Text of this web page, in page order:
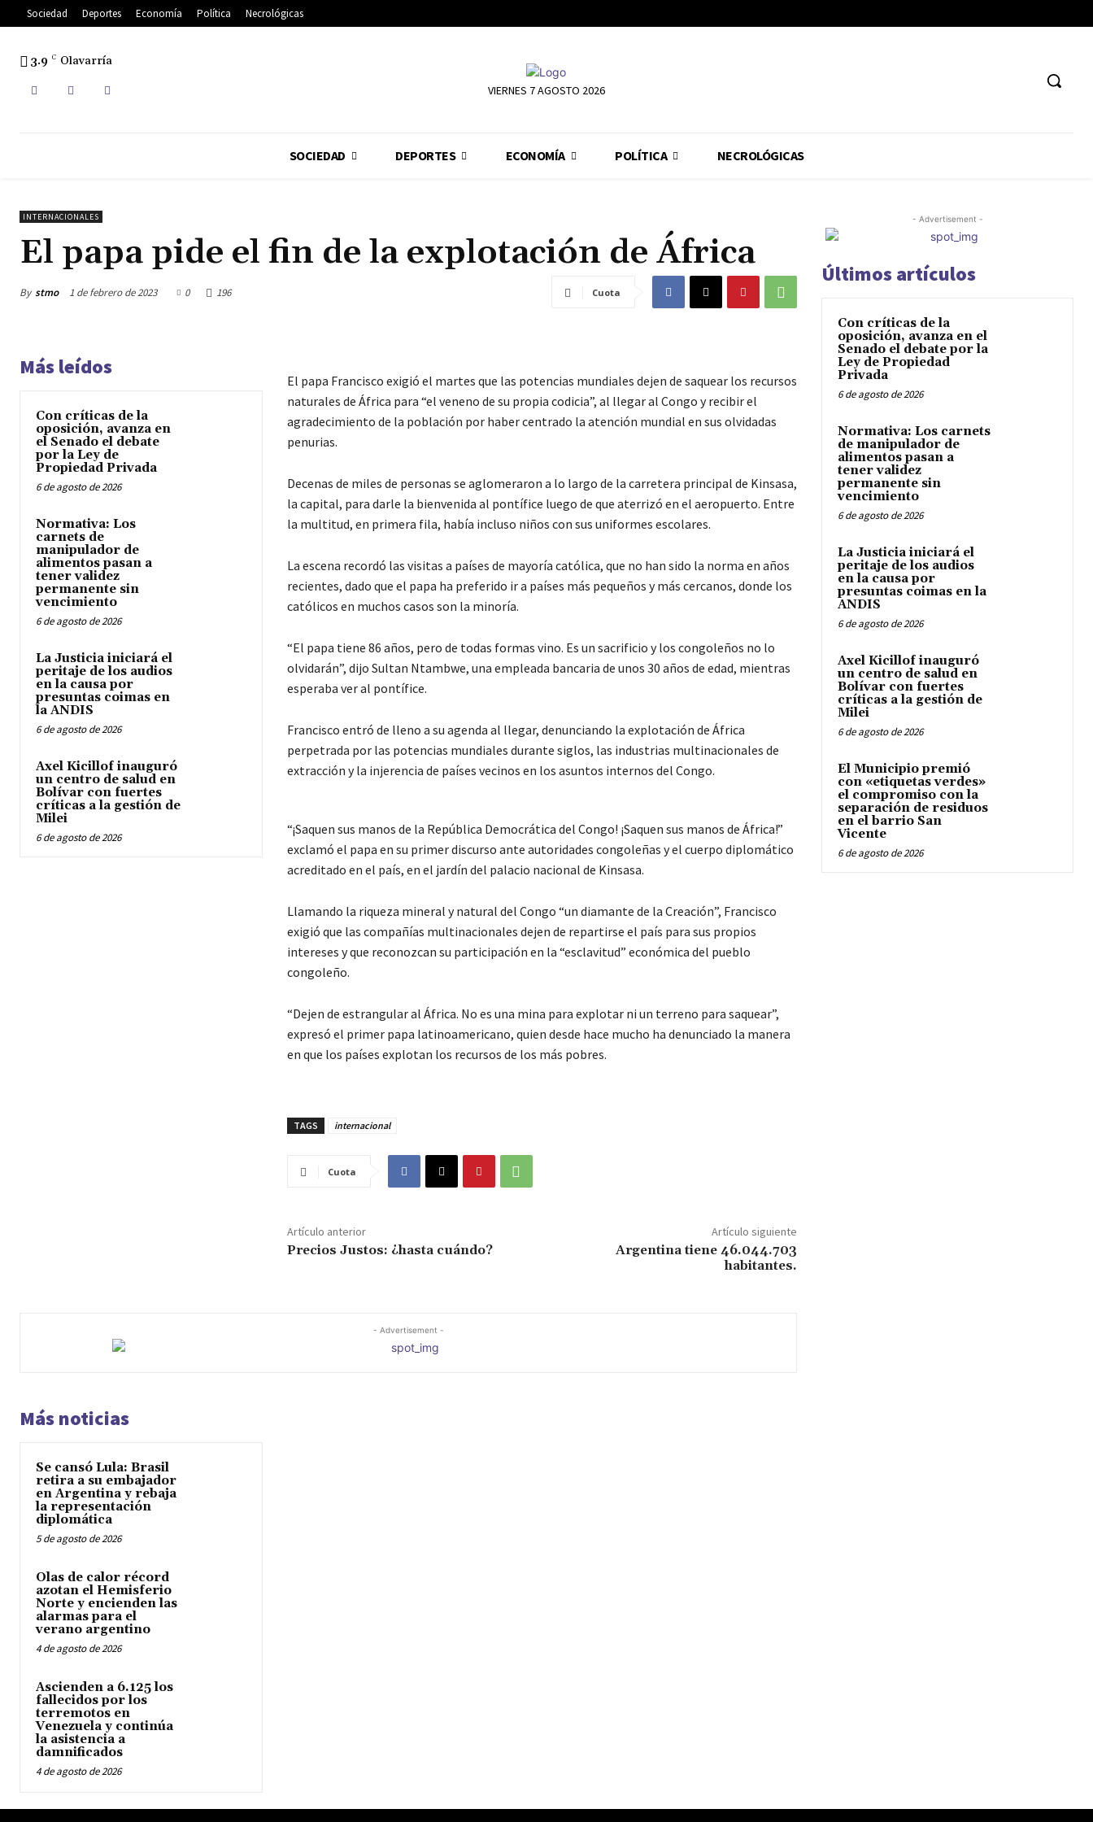
Sociedad Deportes Economía Política Necrológicas
3.9 C Olavarría
VIERNES 7 AGOSTO 2026
SOCIEDAD DEPORTES ECONOMÍA POLÍTICA NECROLÓGICAS
INTERNACIONALES
El papa pide el fin de la explotación de África
By stmo 1 de febrero de 2023 0 196 Cuota
Más leídos
Con críticas de la
oposición, avanza en
el Senado el debate
por la Ley de
Propiedad Privada
6 de agosto de 2026
Normativa: Los
carnets de
manipulador de
alimentos pasan a
tener validez
permanente sin
vencimiento
6 de agosto de 2026
La Justicia iniciará el
peritaje de los audios
en la causa por
presuntas coimas en
la ANDIS
6 de agosto de 2026
Axel Kicillof inauguró
un centro de salud en
Bolívar con fuertes
críticas a la gestión de
Milei
6 de agosto de 2026
El papa Francisco exigió el martes que las potencias mundiales dejen de saquear los recursos
naturales de África para “el veneno de su propia codicia”, al llegar al Congo y recibir el
agradecimiento de la población por haber centrado la atención mundial en sus olvidadas
penurias.
Decenas de miles de personas se aglomeraron a lo largo de la carretera principal de Kinsasa,
la capital, para darle la bienvenida al pontífice luego de que aterrizó en el aeropuerto. Entre
la multitud, en primera fila, había incluso niños con sus uniformes escolares.
La escena recordó las visitas a países de mayoría católica, que no han sido la norma en años
recientes, dado que el papa ha preferido ir a países más pequeños y más cercanos, donde los
católicos en muchos casos son la minoría.
“El papa tiene 86 años, pero de todas formas vino. Es un sacrificio y los congoleños no lo
olvidarán”, dijo Sultan Ntambwe, una empleada bancaria de unos 30 años de edad, mientras
esperaba ver al pontífice.
Francisco entró de lleno a su agenda al llegar, denunciando la explotación de África
perpetrada por las potencias mundiales durante siglos, las industrias multinacionales de
extracción y la injerencia de países vecinos en los asuntos internos del Congo.
“¡Saquen sus manos de la República Democrática del Congo! ¡Saquen sus manos de África!”
exclamó el papa en su primer discurso ante autoridades congoleñas y el cuerpo diplomático
acreditado en el país, en el jardín del palacio nacional de Kinsasa.
Llamando la riqueza mineral y natural del Congo “un diamante de la Creación”, Francisco
exigió que las compañías multinacionales dejen de repartirse el país para sus propios
intereses y que reconozcan su participación en la “esclavitud” económica del pueblo
congoleño.
“Dejen de estrangular al África. No es una mina para explotar ni un terreno para saquear”,
expresó el primer papa latinoamericano, quien desde hace mucho ha denunciado la manera
en que los países explotan los recursos de los más pobres.
TAGS internacional
Cuota
Artículo anterior
Precios Justos: ¿hasta cuándo?
Artículo siguiente
Argentina tiene 46.044.703
habitantes.
- Advertisement -
Más noticias
Se cansó Lula: Brasil
retira a su embajador
en Argentina y rebaja
la representación
diplomática
5 de agosto de 2026
Olas de calor récord
azotan el Hemisferio
Norte y encienden las
alarmas para el
verano argentino
4 de agosto de 2026
Ascienden a 6.125 los
fallecidos por los
terremotos en
Venezuela y continúa
la asistencia a
damnificados
4 de agosto de 2026
- Advertisement -
Últimos artículos
Con críticas de la
oposición, avanza en el
Senado el debate por la
Ley de Propiedad
Privada
6 de agosto de 2026
Normativa: Los carnets
de manipulador de
alimentos pasan a
tener validez
permanente sin
vencimiento
6 de agosto de 2026
La Justicia iniciará el
peritaje de los audios
en la causa por
presuntas coimas en la
ANDIS
6 de agosto de 2026
Axel Kicillof inauguró
un centro de salud en
Bolívar con fuertes
críticas a la gestión de
Milei
6 de agosto de 2026
El Municipio premió
con «etiquetas verdes»
el compromiso con la
separación de residuos
en el barrio San
Vicente
6 de agosto de 2026